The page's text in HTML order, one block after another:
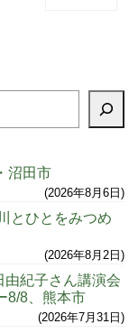
沼田市
2026年8月6日
とひとをみつめ
2026年8月2日
紀子さん講演会
8/8、熊本市
2026年7月31日